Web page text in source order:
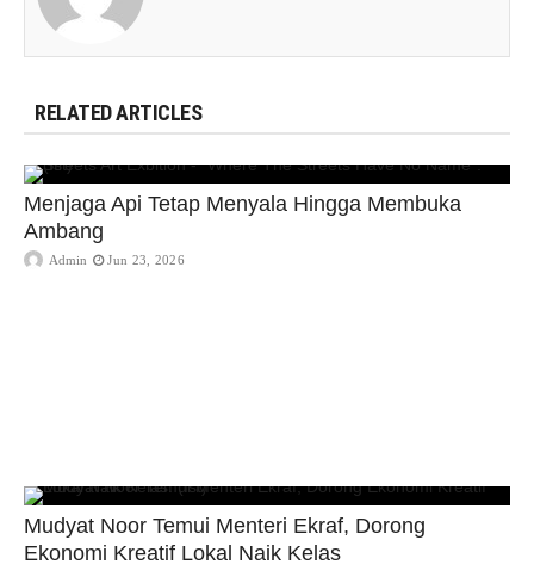
RELATED ARTICLES
Menjaga Api Tetap Menyala Hingga Membuka
Ambang
Admin Jun 23, 2026
Mudyat Noor Temui Menteri Ekraf, Dorong
Ekonomi Kreatif Lokal Naik Kelas